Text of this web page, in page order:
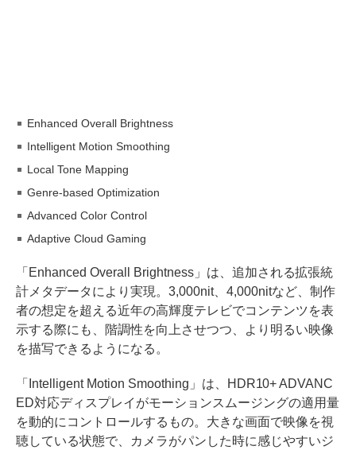
Enhanced Overall Brightness
Intelligent Motion Smoothing
Local Tone Mapping
Genre-based Optimization
Advanced Color Control
Adaptive Cloud Gaming
「Enhanced Overall Brightness」は、追加される拡張統
計メタデータにより実現。3,000nit、4,000nitなど、制作
者の想定を超える近年の高輝度テレビでコンテンツを表
示する際にも、階調性を向上させつつ、より明るい映像
を描写できるようになる。
「Intelligent Motion Smoothing」は、HDR10+ ADVANC
ED対応ディスプレイがモーションスムージングの適用量
を動的にコントロールするもの。大きな画面で映像を視
聴している状態で、カメラがパンした時に感じやすいジ